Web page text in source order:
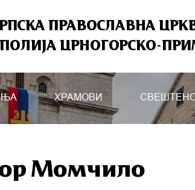
ПРАВОСЛАВНА
ЦРНОГОРСКО-
ХРАМОВИ
Момчило